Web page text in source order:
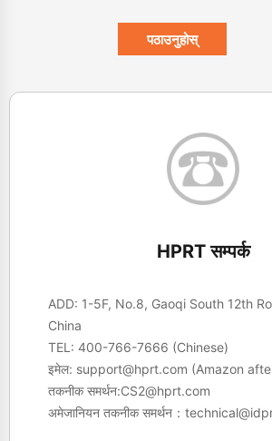
HPRT सम्पर्क
ADD: 1-5F, No.8, Gaoqi South 12th
China
TEL: 400-766-7666 (Chinese)
इमेल: support@hprt.com (Amazon
तकनीक समर्थन:CS2@hprt.com
अमेजानियन तकनीक समर्थन：